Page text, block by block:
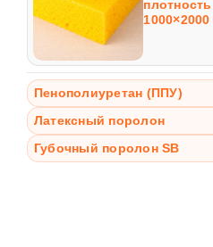
Пенополиуретан (ППУ)
Латексный поролон
Губочный поролон SB